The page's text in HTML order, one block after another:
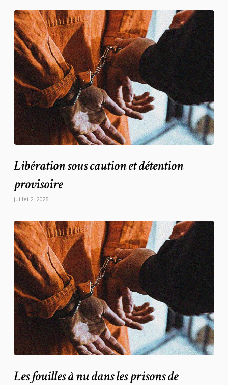
Libération sous caution et détention
provisoire
juillet 2, 2025
Les fouilles à nu dans les prisons de